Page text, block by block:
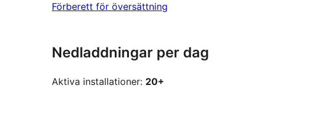
Förberett för översättning
Nedladdningar per dag
Aktiva installationer: 20+